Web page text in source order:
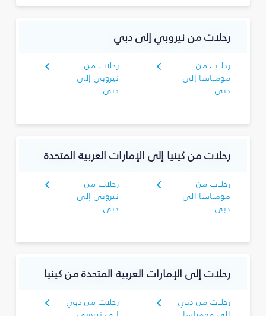
رحلات من نيروبي إلى دبي
رحلات من
مومباسا إلى
دبي
رحلات من
نيروبي إلى
دبي
رحلات من كينيا إلى الإمارات العربية المتحدة
رحلات من
مومباسا إلى
دبي
رحلات من
نيروبي إلى
دبي
رحلات إلى الإمارات العربية المتحدة من كينيا
رحلات من دبي
رحلات من دبي